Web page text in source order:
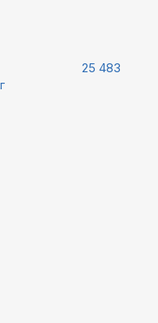
25 483